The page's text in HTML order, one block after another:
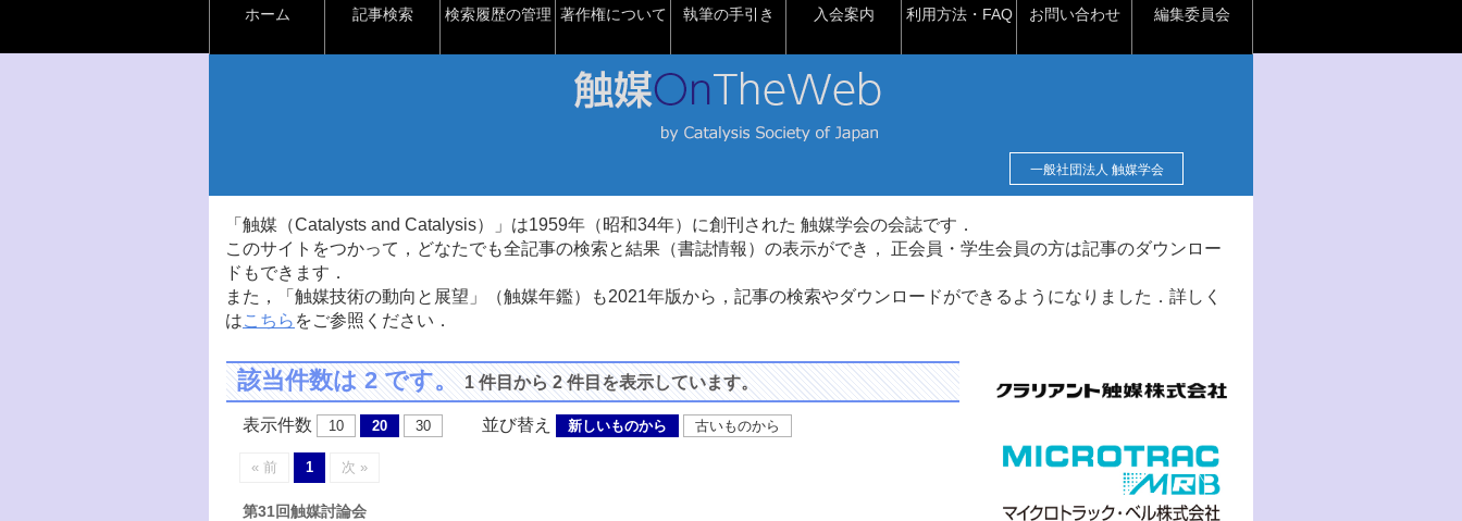
ホーム 記事検索 検索履歴の管理 著作権について 執筆の手引き 入会案内 利用方法・FAQ お問い合わせ 編集委員会
一般社団法人 触媒学会
「触媒（Catalysts and Catalysis）」は1959年（昭和34年）に創刊された 触媒学会の会誌です．
このサイトをつかって，どなたでも全記事の検索と結果（書誌情報）の表示ができ， 正会員・学生会員の方は記事のダウンロー
ドもできます．
また，「触媒技術の動向と展望」（触媒年鑑）も2021年版から，記事の検索やダウンロードができるようになりました．詳しく
はこちら をご参照ください．
該当件数は 2 です。1 件目から 2 件目を表示しています。
表示件数 10 20 30 並び替え 新しいものから 古いものから
« 前 1 次 »
第31回触媒討論会